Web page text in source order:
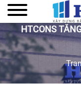
HTCONS